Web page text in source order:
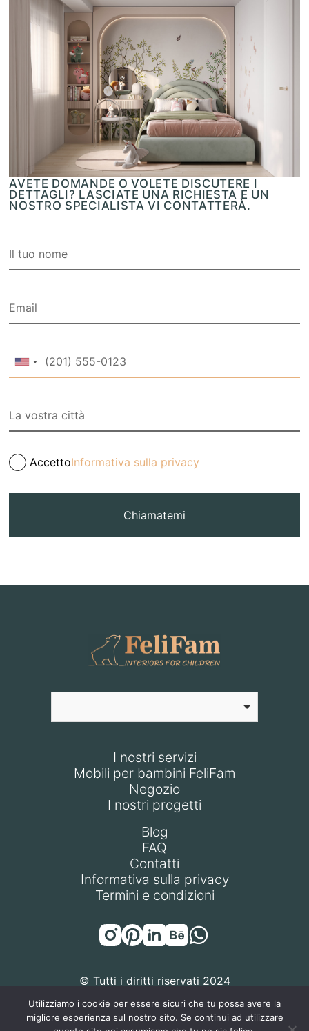
AVETE DOMANDE O VOLETE DISCUTERE I
DETTAGLI? LASCIATE UNA RICHIESTA E UN
NOSTRO SPECIALISTA VI CONTATTERÀ.
AccettoInformativa sulla privacy
Chiamatemi
I nostri servizi
Mobili per bambini FeliFam
Negozio
I nostri progetti
Blog
FAQ
Contatti
Informativa sulla privacy
Termini e condizioni
© Tutti i diritti riservati 2024
Utilizziamo i cookie per essere sicuri che tu possa avere la
migliore esperienza sul nostro sito. Se continui ad utilizzare